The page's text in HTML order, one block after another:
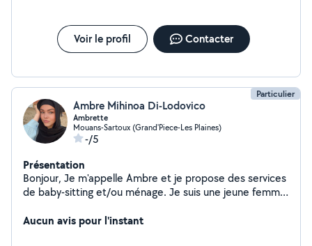
Voir le profil Contacter
Particulier
Ambre Mihinoa Di-Lodovico
Ambrette
Mouans-Sartoux (Grand'Piece-Les Plaines)
-/5
Présentation
Bonjour, Je m'appelle Ambre et je propose des services
de baby-sitting et/ou ménage. Je suis une jeune femme
émotions des enfants et sait combien il est important
Aucun avis pour l'instant